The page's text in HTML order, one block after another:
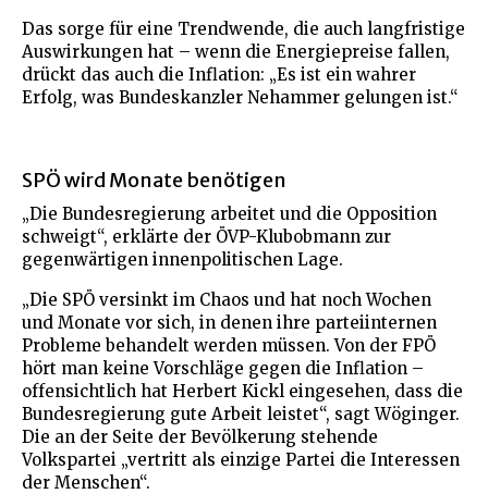
Das sorge für eine Trendwende, die auch langfristige
Auswirkungen hat – wenn die Energiepreise fallen,
drückt das auch die Inflation: „Es ist ein wahrer
Erfolg, was Bundeskanzler Nehammer gelungen ist.“
SPÖ wird Monate benötigen
„Die Bundesregierung arbeitet und die Opposition
schweigt“, erklärte der ÖVP-Klubobmann zur
gegenwärtigen innenpolitischen Lage.
„Die SPÖ versinkt im Chaos und hat noch Wochen
und Monate vor sich, in denen ihre parteiinternen
Probleme behandelt werden müssen. Von der FPÖ
hört man keine Vorschläge gegen die Inflation –
offensichtlich hat Herbert Kickl eingesehen, dass die
Bundesregierung gute Arbeit leistet“, sagt Wöginger.
Die an der Seite der Bevölkerung stehende
Volkspartei „vertritt als einzige Partei die Interessen
der Menschen“.